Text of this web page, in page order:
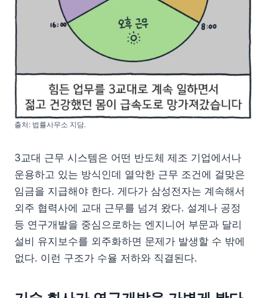
출처: 법률사무소 지담.
3교대 근무 시스템은 어떤 반도체 제조 기업에서나
운용하고 있는 방식인데 열악한 근무 조건에 걸맞은
임금을 지급해야 한다. 게다가 삼성전자는 계속해서
외주 협력사에 교대 근무를 넘겨 왔다. 설계나 공정
등 연구개발을 중심으로하는 엔지니어 부문과 달리
설비 유지보수를 외주화하면 문제가 발생할 수 밖에
없다. 이런 구조가 수율 저하와 직결된다.